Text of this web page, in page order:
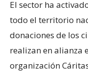
El sector ha
todo el territorio
donaciones de los
realizan en alianza
organización